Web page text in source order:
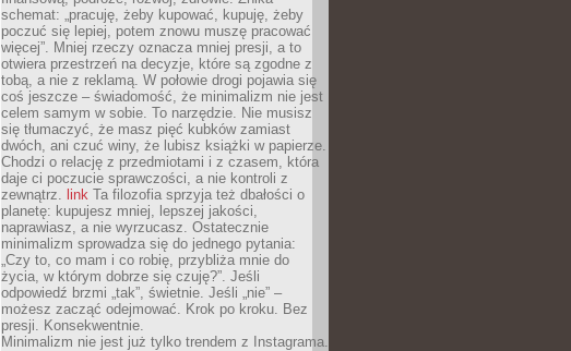
schemat: „pracuję, żeby kupować, kupuję, żeby
poczuć się lepiej, potem znowu muszę pracować
więcej”. Mniej rzeczy oznacza mniej presji, a to
otwiera przestrzeń na decyzje, które są zgodne z
tobą, a nie z reklamą. W połowie drogi pojawia się
coś jeszcze – świadomość, że minimalizm nie jest
celem samym w sobie. To narzędzie. Nie musisz
się tłumaczyć, że masz pięć kubków zamiast
dwóch, ani czuć winy, że lubisz książki w papierze.
Chodzi o relację z przedmiotami i z czasem, która
daje ci poczucie sprawczości, a nie kontroli z
zewnątrz. link Ta filozofia sprzyja też dbałości o
planetę: kupujesz mniej, lepszej jakości,
naprawiasz, a nie wyrzucasz. Ostatecznie
minimalizm sprowadza się do jednego pytania:
„Czy to, co mam i co robię, przybliża mnie do
życia, w którym dobrze się czuję?”. Jeśli
odpowiedź brzmi „tak”, świetnie. Jeśli „nie” –
możesz zacząć odejmować. Krok po kroku. Bez
presji. Konsekwentnie.
Minimalizm nie jest już tylko trendem z Instagrama.